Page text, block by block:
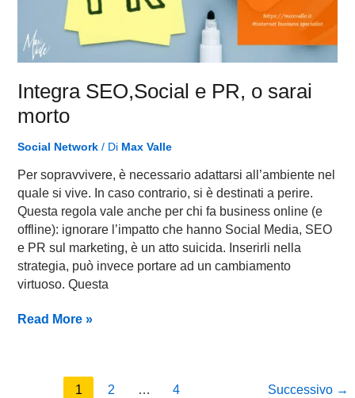
Integra SEO,Social e PR, o sarai
morto
Social Network/ Di Max Valle
Per sopravvivere, è necessario adattarsi all’ambiente nel
quale si vive. In caso contrario, si è destinati a perire.
Questa regola vale anche per chi fa business online (e
offline): ignorare l’impatto che hanno Social Media, SEO
e PR sul marketing, è un atto suicida. Inserirli nella
strategia, può invece portare ad un cambiamento
virtuoso. Questa
Read More »
1 2 … 4 Successivo →